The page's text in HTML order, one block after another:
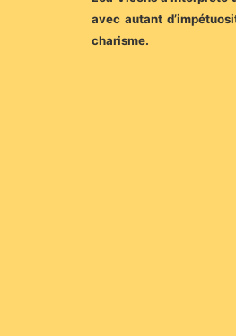
avec autant
charisme.